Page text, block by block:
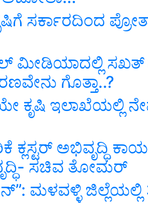
ಸರ್ಕಾರದಿಂದ
ಸಖತ್‌
ಗೊತ್ತಾ..?
ಕೃಷಿ ಇಲಾಖೆಯಲ್ಲಿ
ಕ್ಲಸ್ಟರ್ ಅಭಿವೃದ್ಧಿ
ಸಚಿವ ತೋಮರ್‌
ಮಳವಳ್ಳಿ ಜಿಲ್ಲೆಯಲ್ಲಿ